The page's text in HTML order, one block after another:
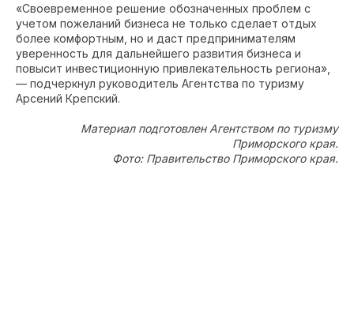
«Своевременное решение обозначенных проблем с
учетом пожеланий бизнеса не только сделает отдых
более комфортным, но и даст предпринимателям
уверенность для дальнейшего развития бизнеса и
повысит инвестиционную привлекательность региона»,
— подчеркнул руководитель Агентства по туризму
Арсений Крепский.
Материал подготовлен Агентством по туризму
Приморского края.
Фото: Правительство Приморского края.